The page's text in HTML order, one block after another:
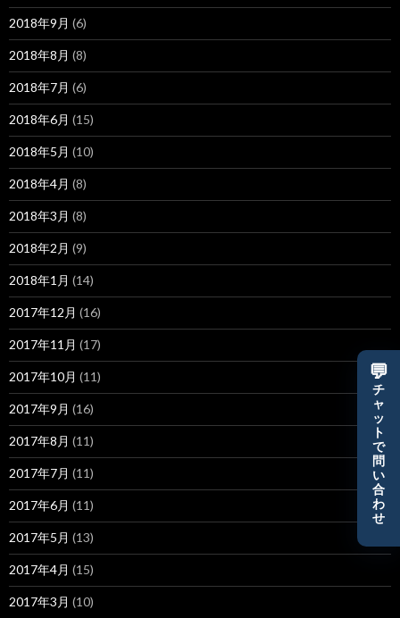
2018年9月 (6)
2018年8月 (8)
2018年7月 (6)
2018年6月 (15)
2018年5月 (10)
2018年4月 (8)
2018年3月 (8)
2018年2月 (9)
2018年1月 (14)
2017年12月 (16)
2017年11月 (17)
2017年10月 (11)
2017年9月 (16)
2017年8月 (11)
2017年7月 (11)
2017年6月 (11)
2017年5月 (13)
2017年4月 (15)
2017年3月 (10)
💬
チ
ャ
ッ
ト
で
問
い
合
わ
せ